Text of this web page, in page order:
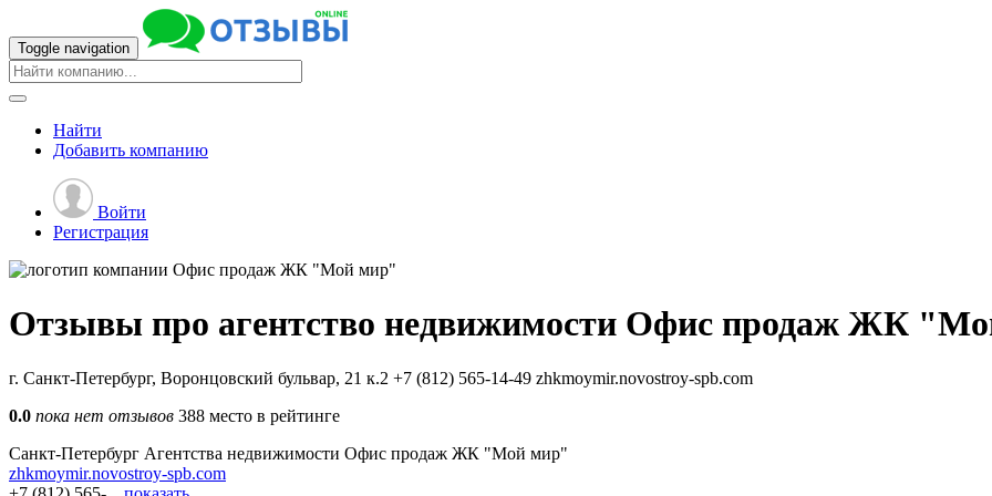
Toggle navigation
Найти
Добавить компанию
Войти
Регистрация
Отзывы про агентство недвижимости Офис продаж ЖК
г. Санкт-Петербург, Воронцовский бульвар, 21 к.2 +7 (812) 565-14-49 zhkmoymir.novostroy-spb.com
0.0 пока нет отзывов 388 место в рейтинге
Санкт-Петербург Агентства недвижимости Офис продаж ЖК "Мой мир"
zhkmoymir.novostroy-spb.com